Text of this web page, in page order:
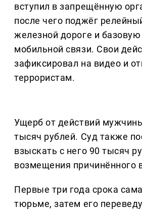
вступил в запрещённую
после чего поджёг
железной дороге и
мобильной связи. Свои
зафиксировал на видео и
террористам.
Ущерб от действий
тысяч рублей. Суд также
взыскать с него 90 тысяч
возмещения причинённого
Первые три года срока
тюрьме, затем его